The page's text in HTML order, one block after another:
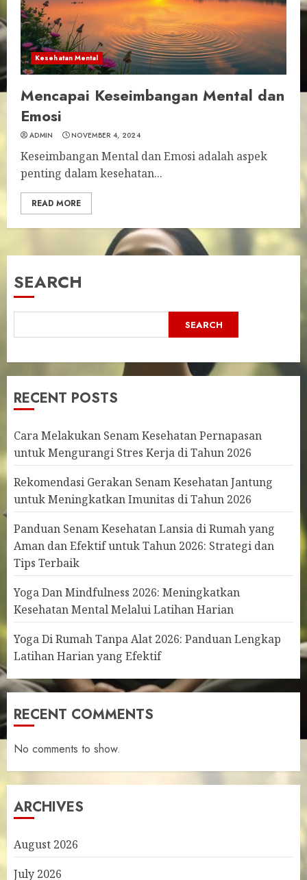
Kesehatan Mental
Mencapai Keseimbangan Mental dan
Emosi
ADMIN NOVEMBER 4, 2024
Keseimbangan Mental dan Emosi adalah aspek
penting dalam kesehatan...
READ MORE
SEARCH
SEARCH
RECENT POSTS
Cara Melakukan Senam Kesehatan Pernapasan
untuk Mengurangi Stres Kerja di Tahun 2026
Rekomendasi Gerakan Senam Kesehatan Jantung
untuk Meningkatkan Imunitas di Tahun 2026
Panduan Senam Kesehatan Lansia di Rumah yang
Aman dan Efektif untuk Tahun 2026: Strategi dan
Tips Terbaik
Yoga Dan Mindfulness 2026: Meningkatkan
Kesehatan Mental Melalui Latihan Harian
Yoga Di Rumah Tanpa Alat 2026: Panduan Lengkap
Latihan Harian yang Efektif
RECENT COMMENTS
No comments to show.
ARCHIVES
August 2026
July 2026